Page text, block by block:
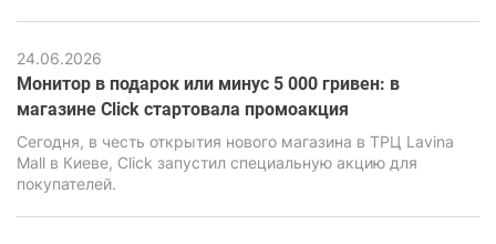
поэтому вопрос выбора между облачными сервисами и
локальными накопителями стоит особенно остро.
24.06.2026
Монитор в подарок или минус 5 000 гривен: в
магазине Click стартовала промоакция
Сегодня, в честь открытия нового магазина в ТРЦ Lavina
Mall в Киеве, Click запустил специальную акцию для
покупателей.